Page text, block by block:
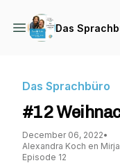
Das
Das Sprachbüro
#12
December 06, 2022•
Alexandra Koch en
Episode 12